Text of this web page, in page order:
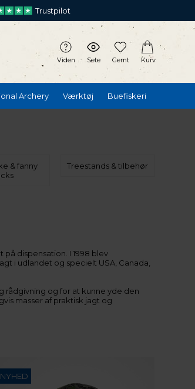
Trustpilot
Viden Sete Gemt Kurv
Archery Værktøj Buefiskeri
& fanny
Treestands & tilbehør
dispensation. I 1998 blev
i udlandet og specielt USA, Canada,
rådgivning og for at kunne yde den
masser af praktisk jagt og
NYHED